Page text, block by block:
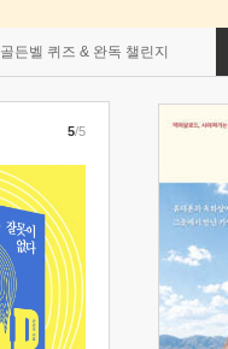
골든벨 퀴즈 & 완독 챌린지
5/5